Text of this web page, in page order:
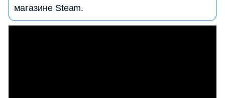
магазине Steam.